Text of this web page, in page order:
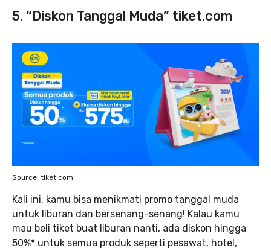
5. “Diskon Tanggal Muda” tiket.com
Source: tiket.com
Kali ini, kamu bisa menikmati promo tanggal muda
untuk liburan dan bersenang-senang! Kalau kamu
mau beli tiket buat liburan nanti, ada diskon hingga
50%* untuk semua produk seperti pesawat, hotel,